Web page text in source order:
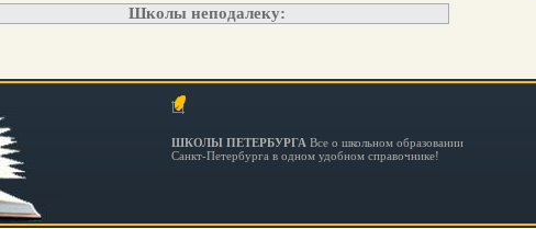
Школы неподалеку:
ШКОЛЫ ПЕТЕРБУРГА Все о школьном образовании
Санкт-Петербурга в одном удобном справочнике!